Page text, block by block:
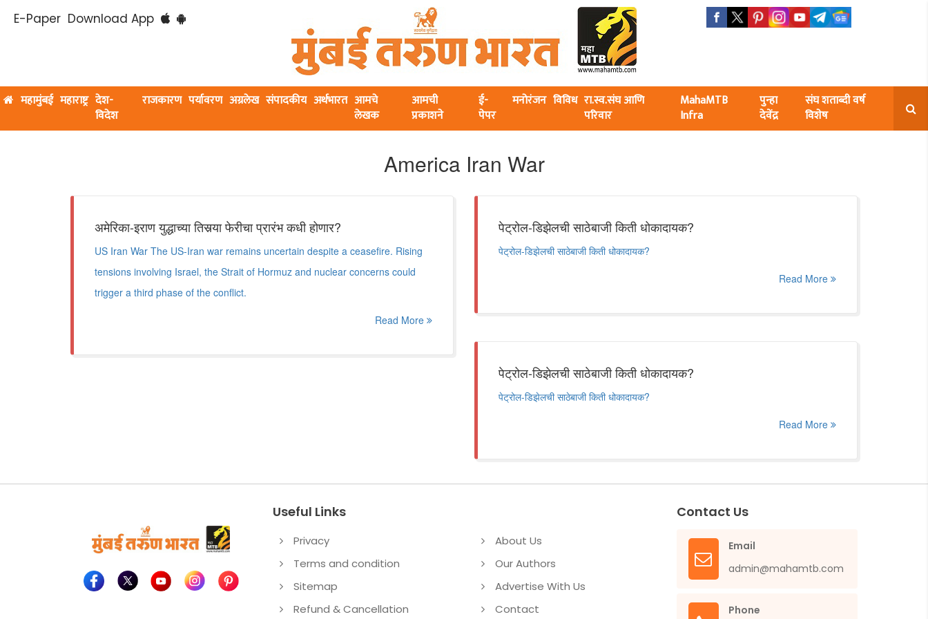
E-Paper Download App
महामुंबई महाराष्ट्र देश-
विदेश
राजकारण पर्यावरण अग्रलेख संपादकीय अर्थभारत आमचे
लेखक
आमची
प्रकाशने
ई-
पेपर
मनोरंजन विविध रा.स्व.संघ आणि
परिवार
MahaMTB
Infra
पुन्हा
देवेंद्र
संघ शताब्दी वर्ष
विशेष
America Iran War
अमेरिका-इराण युद्धाच्या तिसर्‍या फेरीचा प्रारंभ कधी होणार?
US Iran War The US-Iran war remains uncertain despite a ceasefire. Rising
tensions involving Israel, the Strait of Hormuz and nuclear concerns could
trigger a third phase of the conflict.
Read More
पेट्रोल-डिझेलची साठेबाजी किती धोकादायक?
पेट्रोल-डिझेलची साठेबाजी किती धोकादायक?
Read More
पेट्रोल-डिझेलची साठेबाजी किती धोकादायक?
पेट्रोल-डिझेलची साठेबाजी किती धोकादायक?
Read More
Useful Links
Privacy
Terms and condition
Sitemap
Refund & Cancellation
About Us
Our Authors
Advertise With Us
Contact
Contact Us
Email
admin@mahamtb.com
Phone